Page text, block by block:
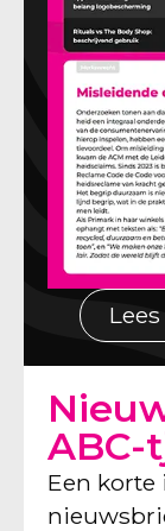
ABC-
Een